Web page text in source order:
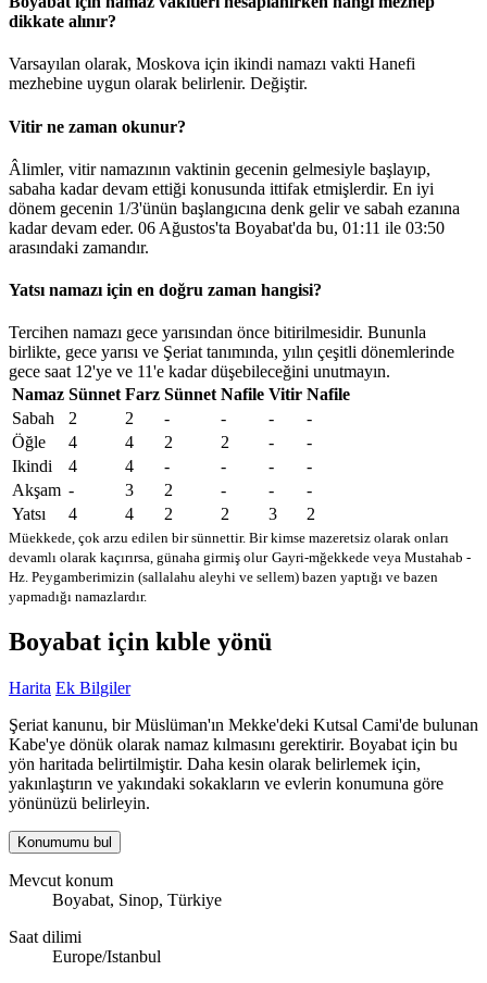
dikkate alınır?
Varsayılan olarak, Moskova için ikindi namazı vakti Hanefi
mezhebine uygun olarak belirlenir. Değiştir.
Vitir ne zaman okunur?
Âlimler, vitir namazının vaktinin gecenin gelmesiyle başlayıp,
sabaha kadar devam ettiği konusunda ittifak etmişlerdir. En iyi
dönem gecenin 1/3'ünün başlangıcına denk gelir ve sabah ezanına
kadar devam eder. 06 Ağustos'ta Boyabat'da bu, 01:11 ile 03:50
arasındaki zamandır.
Yatsı namazı için en doğru zaman hangisi?
Tercihen namazı gece yarısından önce bitirilmesidir. Bununla
birlikte, gece yarısı ve Şeriat tanımında, yılın çeşitli dönemlerinde
gece saat 12'ye ve 11'e kadar düşebileceğini unutmayın.
Namaz Sünnet Farz Sünnet Nafile Vitir Nafile
Sabah
2 2 - - -
-
Öğle
4 4 2 2 -
-
Ikindi
4 4 - - -
-
Akşam - 3 2 - -
-
Yatsı
4 4 2 2 3 2
Müekkede, çok arzu edilen bir sünnettir. Bir kimse mazeretsiz olarak onları
devamlı olarak kaçırırsa, günaha girmiş olur Gayri-mğekkede veya Mustahab -
Hz. Peygamberimizin (sallalahu aleyhi ve sellem) bazen yaptığı ve bazen
yapmadığı namazlardır.
Boyabat için kıble yönü
Harita Ek Bilgiler
Şeriat kanunu, bir Müslüman'ın Mekke'deki Kutsal Cami'de bulunan
Kabe'ye dönük olarak namaz kılmasını gerektirir. Boyabat için bu
yön haritada belirtilmiştir. Daha kesin olarak belirlemek için,
yakınlaştırın ve yakındaki sokakların ve evlerin konumuna göre
yönünüzü belirleyin.
Konumumu bul
Mevcut konum
Boyabat, Sinop, Türkiye
Saat dilimi
Europe/Istanbul